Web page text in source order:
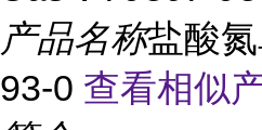
产品名称盐酸
93-0 查看相似